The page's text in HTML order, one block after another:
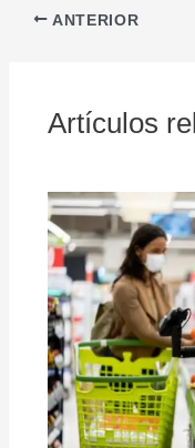
ANTERIOR
Artículos